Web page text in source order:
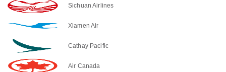
Sichuan Airlines
Xiamen Air
Cathay Pacific
Air Canada